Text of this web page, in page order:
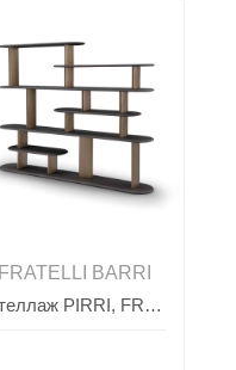
FRATELLI BARRI
Стеллаж PIRRI, FRATELLI BARRI